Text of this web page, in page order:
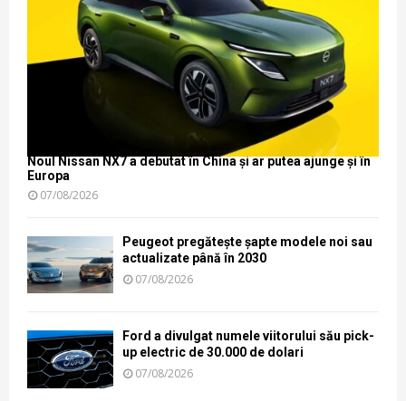
Noul Nissan NX7 a debutat în China și ar putea ajunge și în
Europa
07/08/2026
Peugeot pregătește șapte modele noi sau
actualizate până în 2030
07/08/2026
Ford a divulgat numele viitorului său pick-
up electric de 30.000 de dolari
07/08/2026